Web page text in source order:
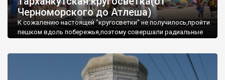
Черноморского до Атлеша)
К сожалению настоящей "кругосветки" не получилось,пройти
пешком вдоль побережья,поэтому совершали радиальные